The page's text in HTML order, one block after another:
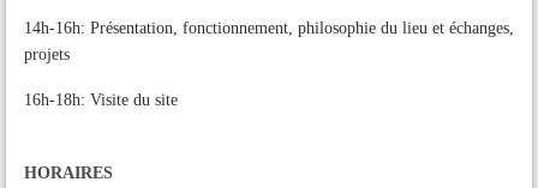
14h-16h: Présentation, fonctionnement, philosophie du lieu et échanges,
projets
16h-18h: Visite du site
HORAIRES